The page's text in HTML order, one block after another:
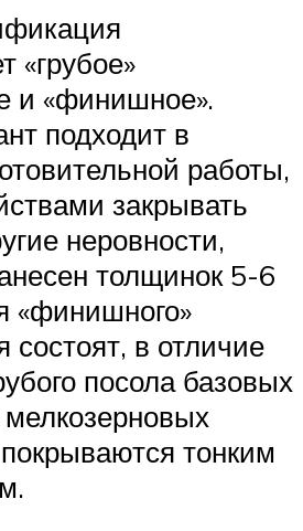
«грубое»
и «финишное».
подходит в
работы,
закрывать
неровности,
толщинок 5-6
«финишного»
состоят, в отличие
посола базовых
тонким